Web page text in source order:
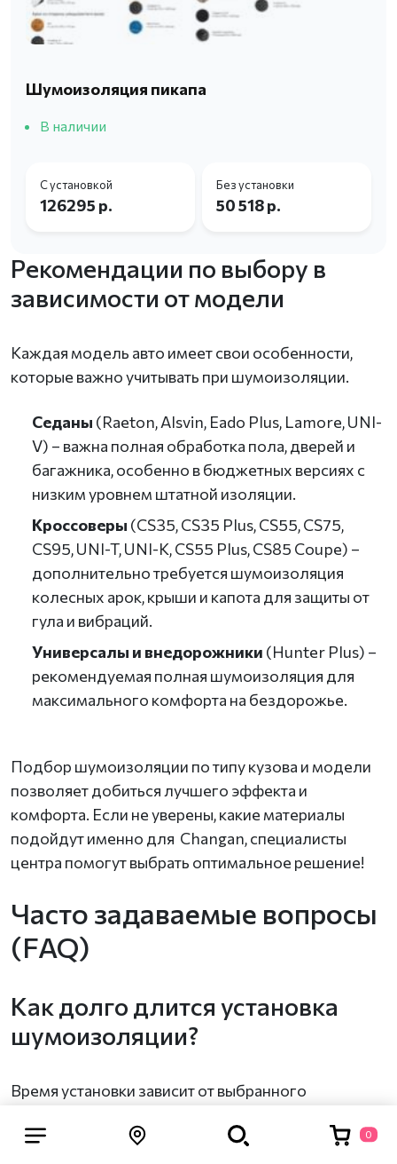
Шумоизоляция пикапа
В наличии
С установкой
126295 р.
Без установки
50 518 р.
Рекомендации по выбору в
зависимости от модели
Каждая модель авто имеет свои особенности,
которые важно учитывать при шумоизоляции.
Седаны (Raeton, Alsvin, Eado Plus, Lamore, UNI-
V) – важна полная обработка пола, дверей и
багажника, особенно в бюджетных версиях с
низким уровнем штатной изоляции.
Кроссоверы (CS35, CS35 Plus, CS55, CS75,
CS95, UNI-T, UNI-K, CS55 Plus, CS85 Coupe) –
дополнительно требуется шумоизоляция
колесных арок, крыши и капота для защиты от
гула и вибраций.
Универсалы и внедорожники (Hunter Plus) –
рекомендуемая полная шумоизоляция для
максимального комфорта на бездорожье.
Подбор шумоизоляции по типу кузова и модели
позволяет добиться лучшего эффекта и
комфорта. Если не уверены, какие материалы
подойдут именно для Changan, специалисты
центра помогут выбрать оптимальное решение!
Часто задаваемые вопросы
(FAQ)
Как долго длится установка
шумоизоляции?
Время установки зависит от выбранного
шумоизоляция выполняется только для дверей0